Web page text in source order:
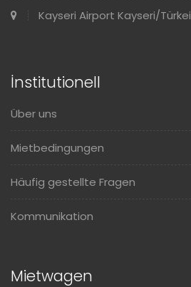
Kayseri Airport Kayseri/Türkei
İnstitutionell
Über uns
Mietbedingungen
Häufig gestellte Fragen
Kommunikation
Mietwagen